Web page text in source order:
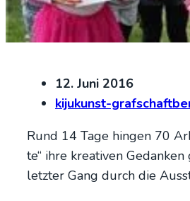
12. Juni 2016
kijukunst-
Rund 14 Tage hin­gen 70
te“ ihre krea­ti­ven
letz­ter Gang durch die